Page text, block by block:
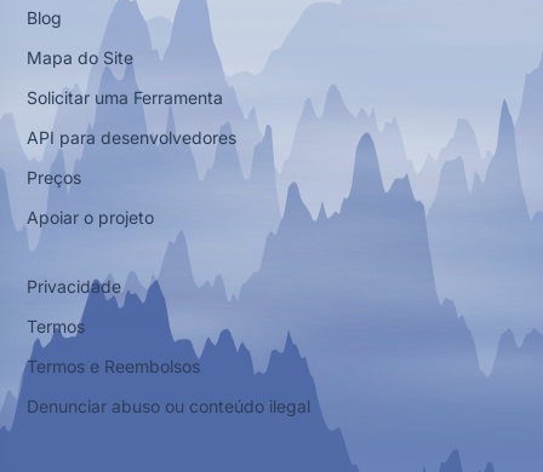
Blog
Mapa do Site
Solicitar uma Ferramenta
API para desenvolvedores
Preços
Apoiar o projeto
Privacidade
Termos
Termos e Reembolsos
Denunciar abuso ou conteúdo ilegal